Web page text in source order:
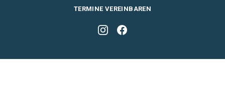
TERMINE VEREINBAREN